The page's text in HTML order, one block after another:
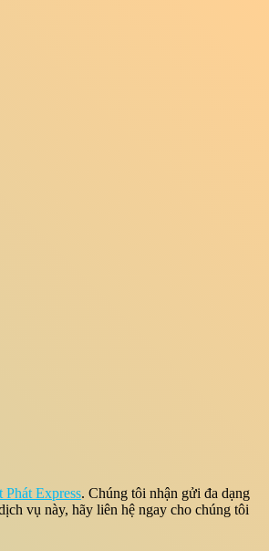
Express. Chúng tôi nhận gửi đa dạng
vụ này, hãy liên hệ ngay cho chúng tôi